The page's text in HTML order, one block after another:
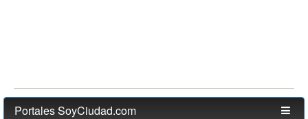
Portales SoyCiudad.com